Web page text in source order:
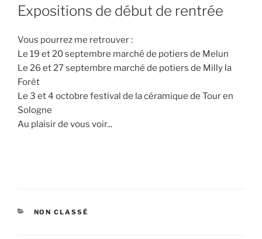
LE
Expositions de début de rentrée
Vous pourrez me retrouver :
Le 19 et 20 septembre marché de potiers de Melun
Le 26 et 27 septembre marché de potiers de Milly la
Forêt
Le 3 et 4 octobre festival de la céramique de Tour en
Sologne
Au plaisir de vous voir...
CATÉGORIES
NON CLASSÉ